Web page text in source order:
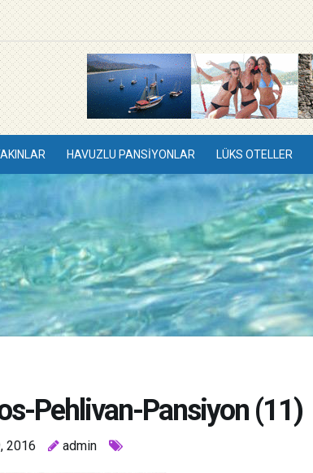
HAVUZLU PANSIYONLAR LÜKS OTELLER
Pehlivan-Pansiyon (11)
2016 admin